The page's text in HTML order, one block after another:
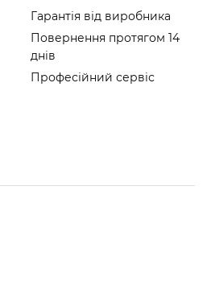
Гарантія від виробника
Повернення протягом 14
днів
Професійний сервіс